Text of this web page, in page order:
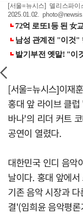
[서울=뉴시스] 델리스파
2025.01.02.
[서울=뉴시스]이재
홍대 앞 라이브 클
바나'의 리더 커트
공연이 열렸다.
대한민국 인디 음악
날이다. 홍대 앞에
기존 음악 시장과
결'(임희윤 음악평